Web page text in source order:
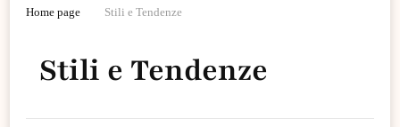
Home page Stili e Tendenze
Stili e Tendenze